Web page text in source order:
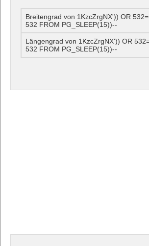
Breitengrad von 1KzcZrgNX')) OR
532 FROM PG_SLEEP(15))--
Längengrad von 1KzcZrgNX')) OR
532 FROM PG_SLEEP(15))--